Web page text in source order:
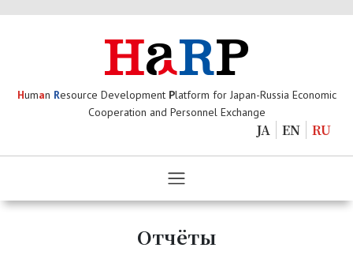
Human Resource Development Platform for Japan-Russia Economic
Cooperation and Personnel Exchange
JA EN RU
Отчёты